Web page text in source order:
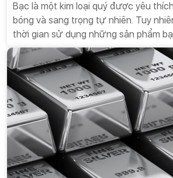
Bạc là một kim loại quý được yêu
bóng và sang trọng tự nhiên. Tuy
thời gian sử dụng những sản phẩm
mất đi độ sáng bóng tự nhiên ban
cách làm sáng bạc bị đen tại nhà nào
được như mới? Hãy cùng Golden
12 mẹo đơn giản, hiệu quả và cực kỳ